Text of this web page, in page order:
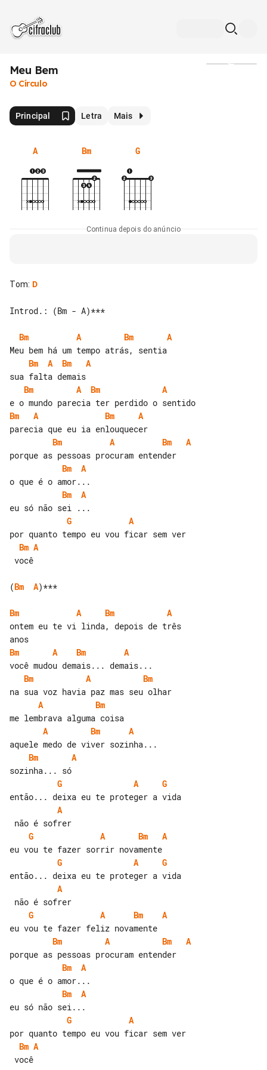
Meu Bem
O Círculo
Principal Letra Mais
A Bm G
Continua depois do anúncio
Tom: D
Introd.: (Bm - A)***
Bm A Bm
A
Bm
A Bm
A
Bm
A Bm
A
Bm
A Bm
A
Bm
A Bm
A
Bm
A
Bm
A
G
A
Bm A
(Bm A)***
Bm A Bm
A
ontem eu te vi linda, depois de três
Bm
A Bm
A
Bm
A
Bm
A
Bm
A
Bm
A
Bm
A
G
A
G
A
G
A Bm
A
G
A
G
A
G
A Bm
A
Bm
A Bm
A
Bm
A
Bm
A
G
A
Bm A